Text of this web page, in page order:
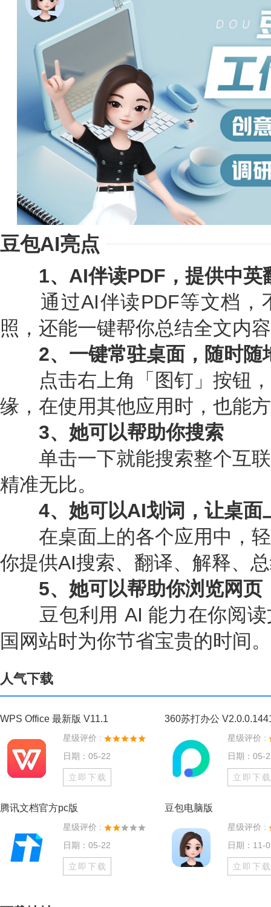
豆包AI亮点
1、AI伴读PDF，提供中英
通过AI伴读PDF等文档，
照，还能一键帮你总结全文内
2、一键常驻桌面，随时随
点击右上角「图钉」按钮，
缘，在使用其他应用时，也能
3、她可以帮助你搜索
单击一下就能搜索整个互联
精准无比。
4、她可以AI划词，让桌面
在桌面上的各个应用中，轻
你提供AI搜索、翻译、解释、
5、她可以帮助你浏览网页
豆包利用 AI 能力在你阅读
国网站时为你节省宝贵的时间。
人气下载
WPS Office 最新版 V11.1
星级评价 :
日期：05-22
立即下载
星级评价 :
日期：05-
立即下载
腾讯文档官方pc版
星级评价 :
日期：05-22
立即下载
豆包电脑版
星级评价 :
日期：11-
立即下载